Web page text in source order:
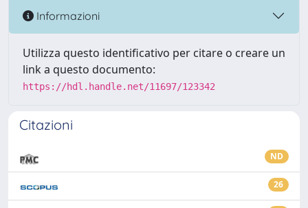
Informazioni
Utilizza questo identificativo per citare o creare un
link a questo documento:
https://hdl.handle.net/11697/123342
Citazioni
ND
26